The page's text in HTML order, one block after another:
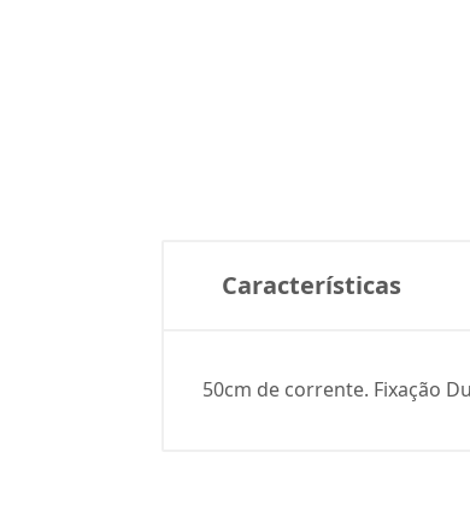
Características
50cm de corrente. Fixação